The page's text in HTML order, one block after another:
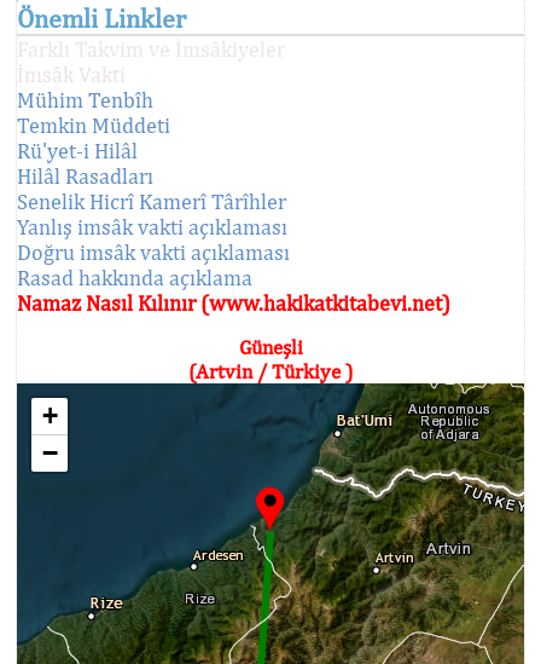
Önemli Linkler
Farklı Takvim ve İmsâkiyeler
İmsâk Vakti
Mühim Tenbîh
Temkin Müddeti
Rü'yet-i Hilâl
Hilâl Rasadları
Senelik Hicrî Kamerî Târîhler
Yanlış imsâk vakti açıklaması
Doğru imsâk vakti açıklaması
Rasad hakkında açıklama
Namaz Nasıl Kılınır (www.hakikatkitabevi.net)
Güneşli
(Artvin / Türkiye )
+
−